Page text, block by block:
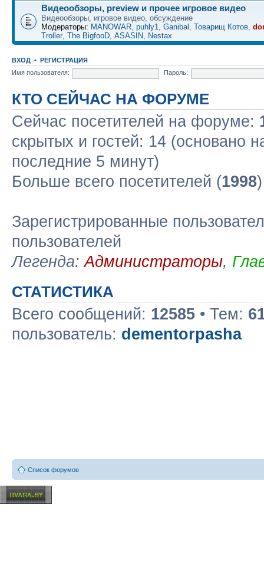
Видеообзоры, preview и прочее игровое видео
Видеообзоры, игровое видео, обсуждение
Модераторы: MANOWAR puhly1 Ganibal Товарищ Котов
Troller, The BigfooD ASASIN Nestax
ВХОД • РЕГИСТРАЦИЯ
Имя пользователя:
Пароль:
КТО СЕЙЧАС НА ФОРУМЕ
Сейчас посетителей на форуме:
скрытых и гостей: 14 (основано
последние 5 минут)
Больше всего посетителей (1998
Зарегистрированные
пользователей
Легенда:Администраторы,
СТАТИСТИКА
Всего сообщений: 12585 • Тем:
пользователь: dementorpasha
Список форумов